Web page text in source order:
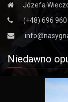
Józefa
(+48) 696 960
Niedawno